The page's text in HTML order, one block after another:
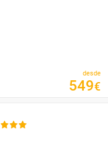
desde
549€